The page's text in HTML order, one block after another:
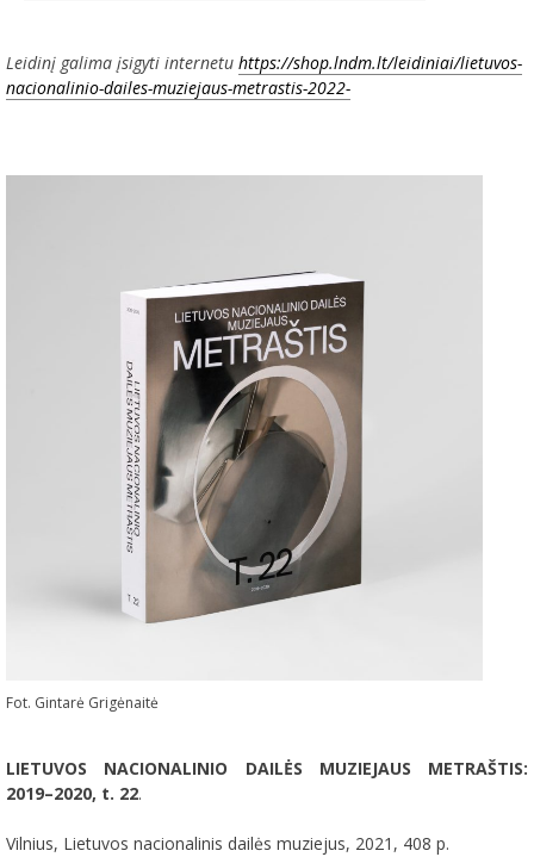
Leidinį galima įsigyti internetu https://shop.lndm.lt/leidiniai/lietuvos-
nacionalinio-dailes-muziejaus-metrastis-2022-
Fot. Gintarė Grigėnaitė
LIETUVOS NACIONALINIO DAILĖS MUZIEJAUS METRAŠTIS:
2019–2020, t. 22.
Vilnius, Lietuvos nacionalinis dailės muziejus, 2021, 408 p.